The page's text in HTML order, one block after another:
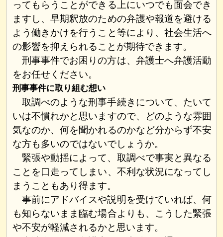
ってもらうことができる上にいつでも面会でき
ますし、早期釈放のための弁護や報道を避ける
よう働きかけを行うこと等により、社会生活へ
の影響を抑えられることが期待できます。
刑事事件でお困りの方は、弁護士へ弁護活動
をお任せください。
刑事事件に取り組む想い
取調べのような刑事手続きについて、たいて
いは不慣れかと思いますので、どのような雰囲
気なのか、何を聞かれるのかなど分からず不安
な方も多いのではないでしょうか。
緊張や動揺によって、取調べで事実と異なる
ことを口走ってしまい、不利な状況になってし
まうこともあり得ます。
事前にアドバイスや説明を受けていれば、何
も知らないまま臨む場合よりも、こうした緊張
や不安が軽減されるかと思います。